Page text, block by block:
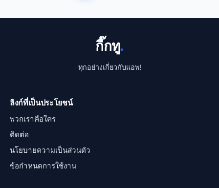
กี๊กทู.
ทุกอย่างเกี่ยวกับแอพ!
ลิงก์ที่เป็นประโยชน์
พวกเราคือใคร
ติดต่อ
นโยบายความเป็นส่วนตัว
ข้อกำหนดการใช้งาน